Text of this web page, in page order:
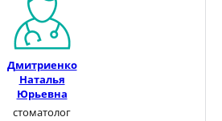
Дмитриенко
Наталья
Юрьевна
стоматолог